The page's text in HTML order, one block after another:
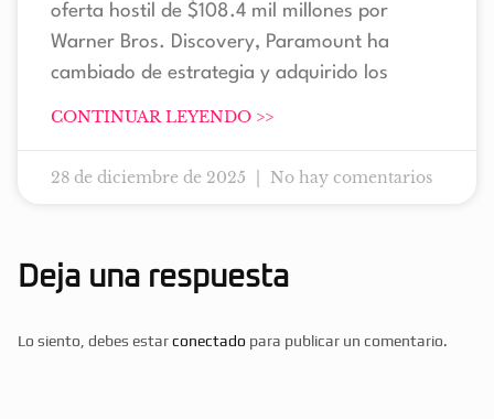
oferta hostil de $108.4 mil millones por
Warner Bros. Discovery, Paramount ha
cambiado de estrategia y adquirido los
CONTINUAR LEYENDO >>
28 de diciembre de 2025 No hay comentarios
Deja una respuesta
Lo siento, debes estarconectado para publicar un comentario.